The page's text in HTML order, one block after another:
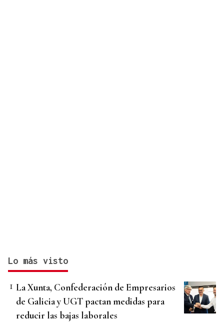
Lo más visto
La Xunta, Confederación de Empresarios
de Galicia y UGT pactan medidas para
reducir las bajas laborales